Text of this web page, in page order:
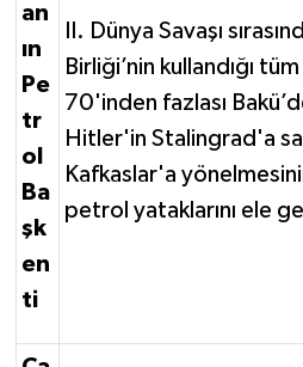
an
ın
Pe
tr
ol
Ba
şk
en
ti
II. Dünya Savaşı
Birliği’nin kullandığı
70'inden fazlası
Hitler'in Stalingrad'a
Kafkaslar'a
petrol yataklarını ele